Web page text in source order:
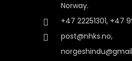
Norway.
+47 22251301, +47
post@nhks.no,